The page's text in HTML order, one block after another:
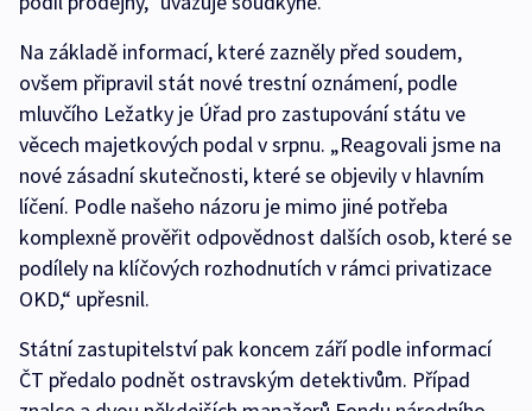
Na základě informací, které zazněly před soudem,
ovšem připravil stát nové trestní oznámení, podle
mluvčího Ležatky je Úřad pro zastupování státu ve
věcech majetkových podal v srpnu. „Reagovali jsme na
nové zásadní skutečnosti, které se objevily v hlavním
líčení. Podle našeho názoru je mimo jiné potřeba
komplexně prověřit odpovědnost dalších osob, které se
podílely na klíčových rozhodnutích v rámci privatizace
OKD,“ upřesnil.
Státní zastupitelství pak koncem září podle informací
ČT předalo podnět ostravským detektivům. Případ